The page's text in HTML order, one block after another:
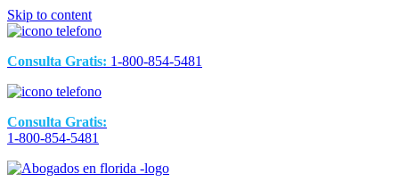
Skip to content
Consulta Gratis: 1-800-854-5481
Consulta Gratis:
1-800-854-5481